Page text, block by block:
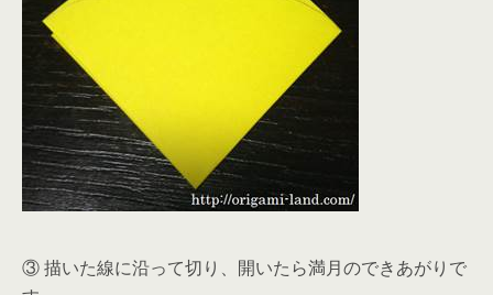
③ 描いた線に沿って切り、開いたら満月のできあがりで